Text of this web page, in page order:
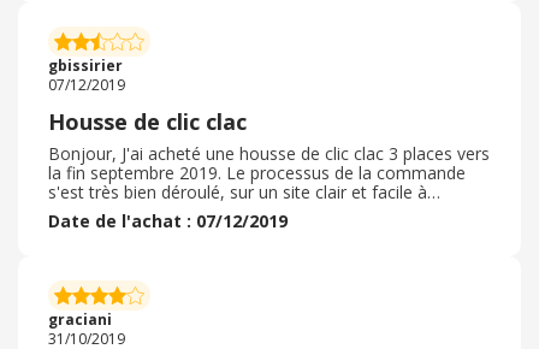
et l envoie est rapide , quoi demander d autre , que vous
dire de plus. allez vite voir vous ne perdrez pas votre
temps
gbissirier
07/12/2019
Housse de clic clac
Bonjour, J'ai acheté une housse de clic clac 3 places vers
la fin septembre 2019. Le processus de la commande
s'est très bien déroulé, sur un site clair et facile à
déchiffrer. J'ai cherché des codes réduction, hélas, je
n'en ai pas trouvé. J'ai bien reçu ma housse sous environ
dans un sac avec anse et fermeture éclair! ! La qualité
est conforme à mes espérances. Par contre, la housse
est un peu trop large, mais je ne l'ai pas renvoyée car j'ai
Date de l'achat : 07/12/2019
graciani
31/10/2019